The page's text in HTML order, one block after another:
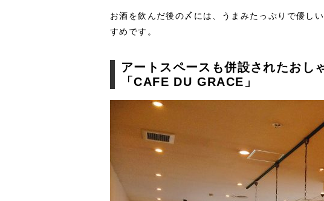
お酒を飲んだ後の〆には、うまみたっぷりで優し
すめです。
アートスペースも併設されたおし
「CAFE DU GRACE」